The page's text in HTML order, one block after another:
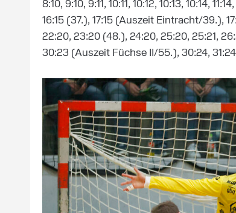
8:10, 9:10, 9:11, 10:11, 10:12, 10:13, 10:14,
16:15 (37.), 17:15 (Auszeit Eintracht/39.),
22:20, 23:20 (48.), 24:20, 25:20, 25:21,
30:23 (Auszeit Füchse II/55.), 30:24,